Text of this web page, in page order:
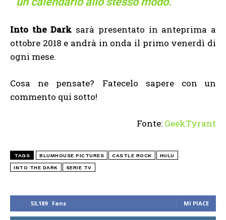
53,189 Fans MI PIACE
Into the Dark sarà presentato in anteprima a
ottobre 2018 e andrà in onda il primo venerdì di
ogni mese.
Cosa ne pensate? Fatecelo sapere con un
commento qui sotto!
Fonte: GeekTyrant
TAGS BLUMHOUSE PICTURES CASTLE ROCK HULU
INTO THE DARK SERIE TV